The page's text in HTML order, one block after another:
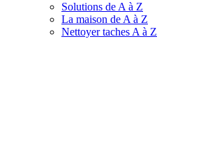
Solutions de A à Z
La maison de A à Z
Nettoyer taches A à Z